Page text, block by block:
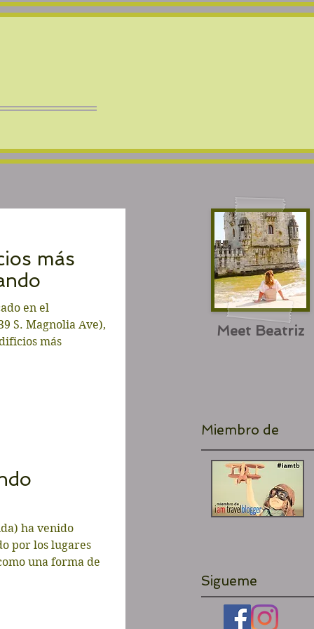
más
en el
S. Magnolia Ave),
más
ha venido
por los lugares
una forma de
Meet Beatriz
Miembro de
Sigueme